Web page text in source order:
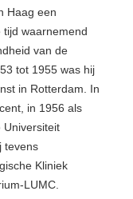
Haag een
tijd waarnemend
van de
tot 1955 was hij
in Rotterdam. In
in 1956 als
Universiteit
tevens
Kliniek
LUMC.